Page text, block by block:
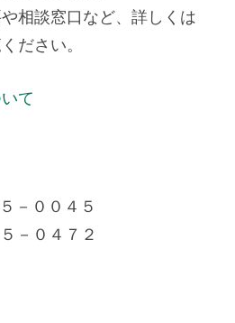
相談窓口など、詳しくは
ださい。
て
－００４５
－０４７２